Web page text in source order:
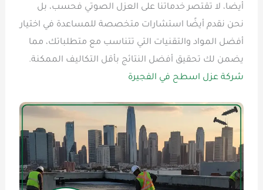
أيضا، لا تقتصر خدماتنا على العزل الصوتي فحسب، بل
نحن نقدم أيضًا استشارات متخصصة للمساعدة في اختيار
أفضل المواد والتقنيات التي تتناسب مع متطلباتك، مما
يضمن لك تحقيق أفضل النتائج بأقل التكاليف الممكنة.
شركة عزل اسطح في الفجيرة